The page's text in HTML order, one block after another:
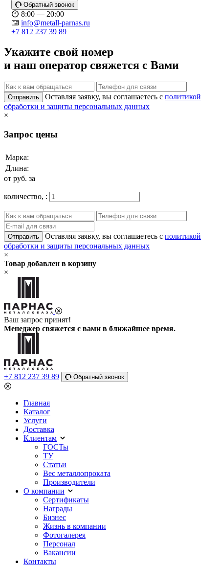
Обратный звонок
8:00 — 20:00
info@metall-parnas.ru
+7 812 237 39 89
Укажите свой номер
и наш оператор свяжется с Вами
Отправить Оставляя заявку, вы соглашаетесь с политикой
обработки и защиты персональных данных
×
Запрос цены
Марка:
Длина:
от руб. за
количество, :
Отправить Оставляя заявку, вы соглашаетесь с политикой
обработки и защиты персональных данных
×
Товар добавлен в корзину
×
Ваш запрос принят!
Менеджер свяжется с вами в ближайшее время.
+7 812 237 39 89 Обратный звонок
Главная
Каталог
Услуги
Доставка
Клиентам
ГОСТы
ТУ
Статьи
Вес металлопроката
Производители
О компании
Сертификаты
Награды
Бизнес
Жизнь в компании
Фотогалерея
Персонал
Вакансии
Контакты